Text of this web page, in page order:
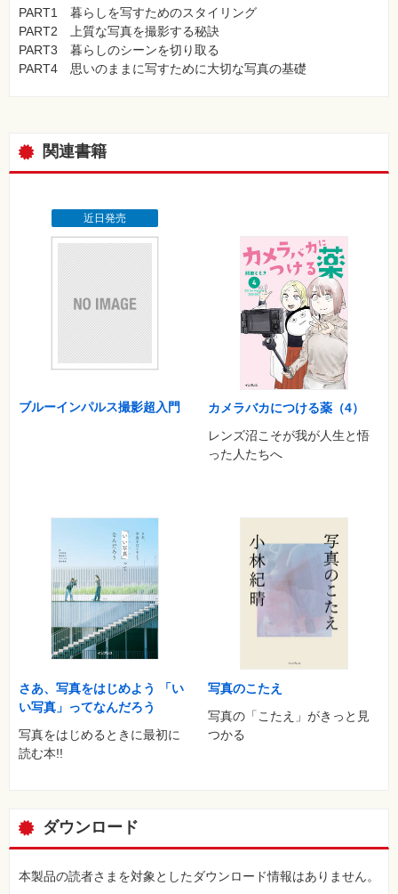
PART1 暮らしを写すためのスタイリング
PART2 上質な写真を撮影する秘訣
PART3 暮らしのシーンを切り取る
PART4 思いのままに写すために大切な写真の基礎
関連書籍
近日発売
ブルーインパルス撮影超入門
カメラバカにつける薬（4）
レンズ沼こそが我が人生と悟
った人たちへ
さあ、写真をはじめよう 「い
い写真」ってなんだろう
写真をはじめるときに最初に
読む本!!
写真のこたえ
写真の「こたえ」がきっと見
つかる
ダウンロード
本製品の読者さまを対象としたダウンロード情報はありません。